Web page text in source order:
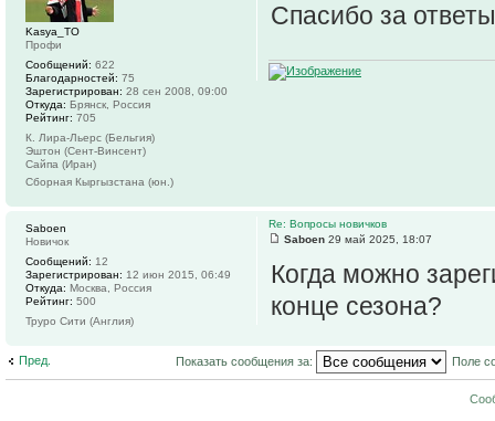
Спасибо за
Kasya_TO
Профи
Сообщений: 622
Благодарностей: 75
Зарегистрирован: 28 сен 2008, 09:00
Откуда: Брянск, Россия
Рейтинг: 705
К. Лира-Льерс (Бельгия)
Эштон (Сент-Винсент)
Сайпа (Иран)
Сборная Кыргызстана (юн.)
Re: Вопросы новичков
Saboen 29 май 2025, 18:07
Когда можно
конце сезона?
Saboen
Новичок
Сообщений: 12
Зарегистрирован: 12 июн 2015, 06:49
Откуда: Москва, Россия
Рейтинг: 500
Труро Сити (Англия)
Пред. Показать сообщения за: Поле